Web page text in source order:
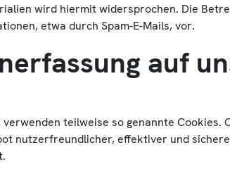
wird hiermit widersprochen. Die
etwa durch Spam-E-Mails, vor.
auf
teilweise so genannte Cookies.
nutzerfreundlicher, effektiver und